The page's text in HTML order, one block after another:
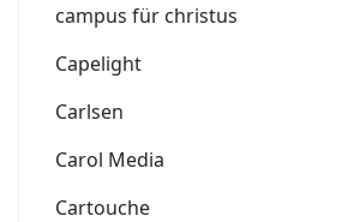
campus für christus
Capelight
Carlsen
Carol Media
Cartouche